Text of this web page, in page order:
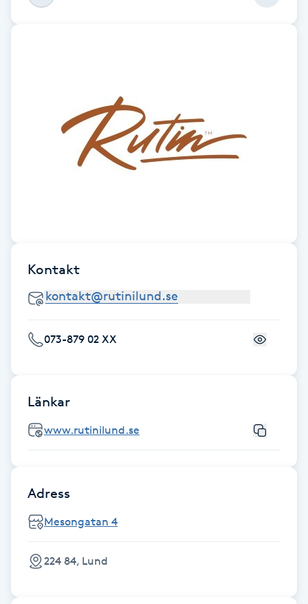
F
Fet hårbotten
Fettreducering
Fillers
Fotsvamp
Fransar
Fransborttagning
Fransförlängning
Fransförlängning Megavolym
Fransförlängning Volym
Kontakt
073-879 02 XX
Länkar
www.rutinilund.se
Adress
Mesongatan 4
224 84, Lund